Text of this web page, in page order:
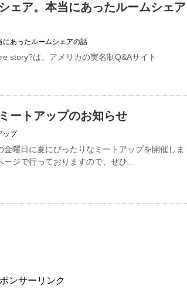
ェア。本当にあったルームシェア
にあったルームシェアの話
story?は、アメリカの実名制Q&Aサイト
ートアップのお知らせ
ップ
曜日に夏にぴったりなミートアップを開催しま
ジで行っておりますので、ぜひ...
ンサーリンク